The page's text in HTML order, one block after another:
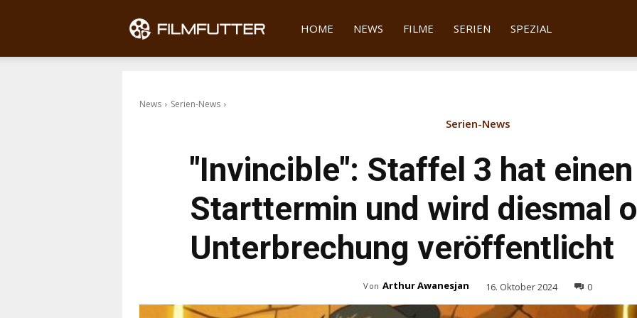
Filmfutter
HOME NEWS FILME SERIEN SPEZIAL
News Serien-News
Serien-News
"Invincible": Staffel 3 hat einen
Starttermin und wird diesmal
Unterbrechung veröffentlicht
Von Arthur Awanesjan 16. Oktober 2024 0